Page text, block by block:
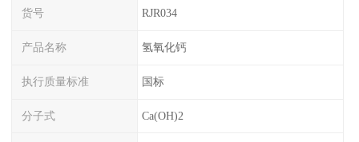
货号 RJR034
产品名称 氢氧化钙
执行质量标准 国标
分子式 Ca(OH)2